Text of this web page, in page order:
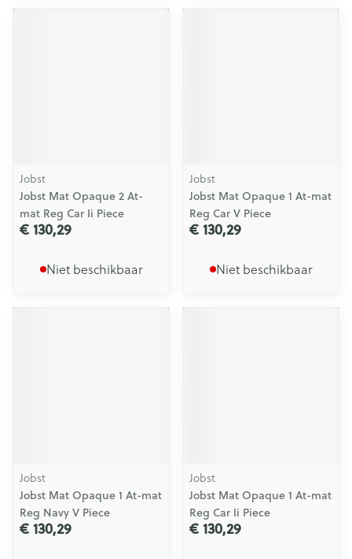
Jobst
Jobst Mat Opaque 2 At-
mat Reg Car Ii Piece
€ 130,29
Niet beschikbaar
Jobst
Jobst Mat Opaque 1 At-mat
Reg Car V Piece
€ 130,29
Niet beschikbaar
Jobst
Jobst Mat Opaque 1 At-mat
Reg Navy V Piece
€ 130,29
Jobst
Jobst Mat Opaque 1 At-mat
Reg Car Ii Piece
€ 130,29